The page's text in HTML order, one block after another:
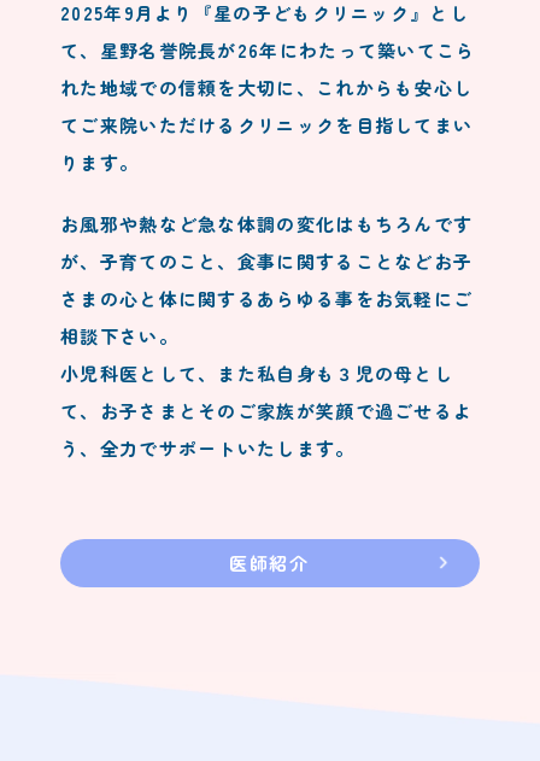
2025年9月より『星の子どもクリニック』とし
て、星野名誉院長が26年にわたって築いてこら
れた地域での信頼を大切に、これからも安心し
てご来院いただけるクリニックを目指してまい
ります。
お風邪や熱など急な体調の変化はもちろんです
が、子育てのこと、食事に関することなどお子
さまの心と体に関するあらゆる事をお気軽にご
相談下さい。
小児科医として、また私自身も３児の母とし
て、お子さまとそのご家族が笑顔で過ごせるよ
う、全力でサポートいたします。
医師紹介